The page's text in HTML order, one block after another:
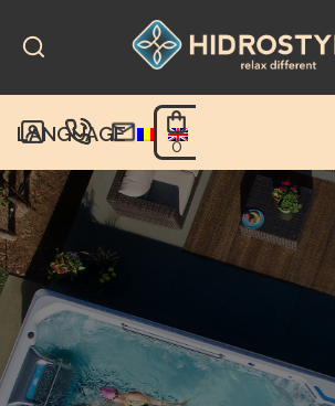
content
LANGUAGE
0